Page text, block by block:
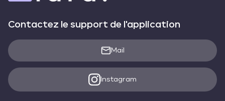
Contactez le support de l'application
Mail
Instagram